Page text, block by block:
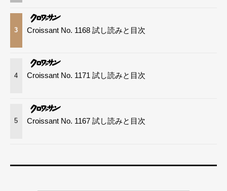
3 Croissant No. 1168 試し読みと目次
4 Croissant No. 1171 試し読みと目次
5 Croissant No. 1167 試し読みと目次